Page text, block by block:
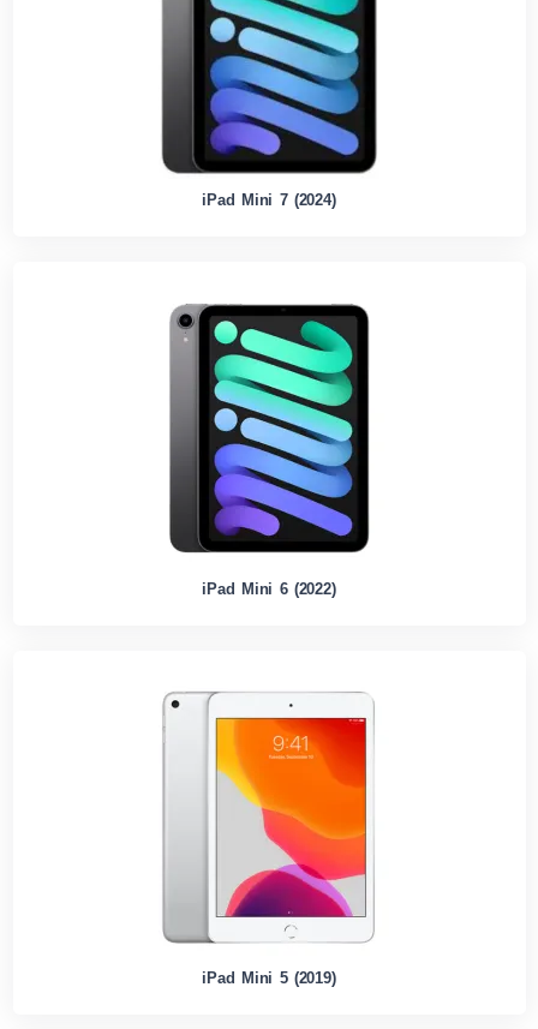
iPad Mini 7 (2024)
iPad Mini 6 (2022)
iPad Mini 5 (2019)